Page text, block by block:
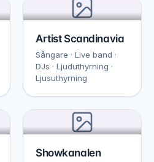
Artist Scandinavia
Sångare · Live band ·
DJs · Ljuduthyrning ·
Ljusuthyrning
Showkanalen